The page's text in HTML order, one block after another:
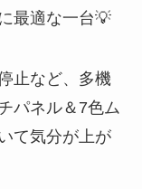
最適な一台💡
止など、多機
パネル＆7色ム
て気分が上が